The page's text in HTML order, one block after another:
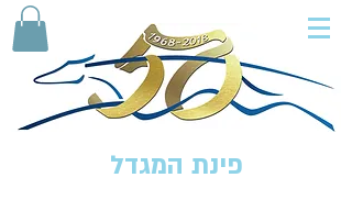
פינת המגדל